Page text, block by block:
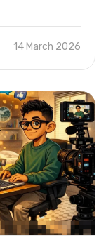
14 March 2026